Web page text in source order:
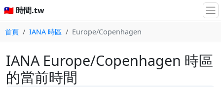
🇹🇼 時間.tw
首頁 IANA 時區 Europe/Copenhagen
IANA Europe/Copenhagen 時區
的當前時間